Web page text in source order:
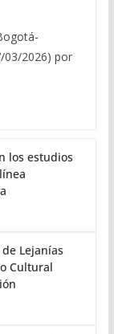
03/2026) por
los estudios
Lejanías
Cultural